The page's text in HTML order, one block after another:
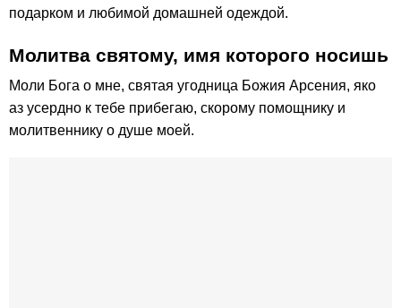
подарком и любимой домашней одеждой.
Молитва святому, имя которого носишь
Моли Бога о мне, святая угодница Божия Арсения, яко
аз усердно к тебе прибегаю, скорому помощнику и
молитвеннику о душе моей.